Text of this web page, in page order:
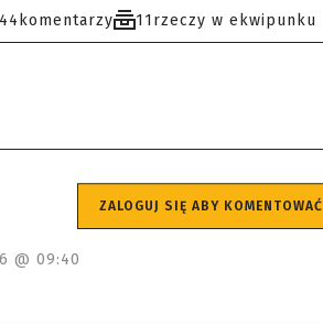
komentarzy 11rzeczy w ekwipunku
ZALOGUJ SIĘ ABY KOMENTOWAĆ
@ 09:40